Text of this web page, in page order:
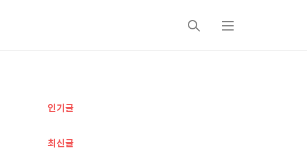
검
메
추
정
인기글
최신글